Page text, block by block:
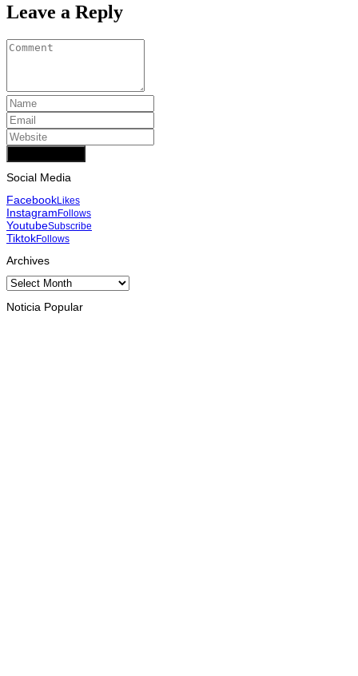
Leave a Reply
Social Media
FacebookLikes
InstagramFollows
YoutubeSubscribe
TiktokFollows
Archives
Archives
Noticia Popular